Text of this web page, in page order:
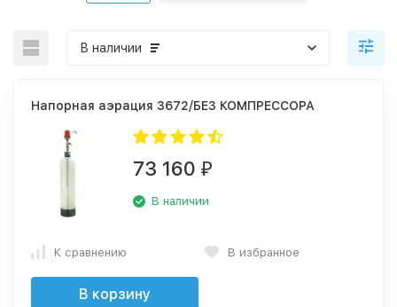
В наличии
Напорная аэрация 3672/БЕЗ КОМПРЕССОРА
73 160 ₽
В наличии
К сравнению В избранное
В корзину